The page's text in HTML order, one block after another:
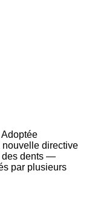
Adoptée
nouvelle directive
des dents —
par plusieurs